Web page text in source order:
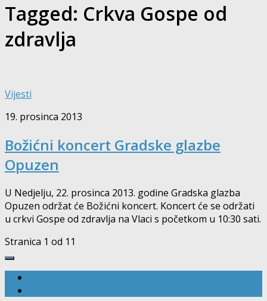
Tagged: Crkva Gospe od
zdravlja
Vijesti
19. prosinca 2013
Božićni koncert Gradske glazbe
Opuzen
U Nedjelju, 22. prosinca 2013. godine Gradska glazba
Opuzen održat će Božićni koncert. Koncert će se održati
u crkvi Gospe od zdravlja na Vlaci s početkom u 10:30 sati.
Stranica 1 od 1 1